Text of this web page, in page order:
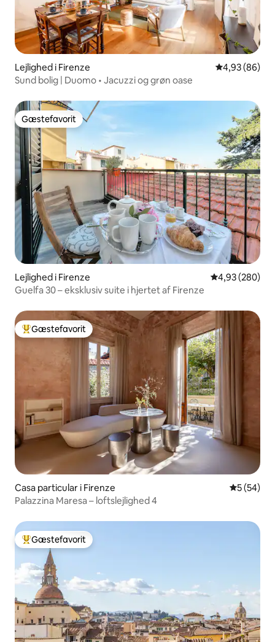
Lejlighed i Firenze 4,93 ud af 5 i
4,93 (86)
Sund bolig | Duomo • Jacuzzi og grøn oase
Gæstefavorit
Gæstefavorit
Lejlighed i Firenze 4,93 ud af 5 i
4,93 (280)
Guelfa 30 – eksklusiv suite i hjertet af Firenze
Bedste gæstefavorit
Gæstefavorit
Casa particular i Firenze 5 ud af 5 i
5 (54)
Palazzina Maresa – loftslejlighed 4
Bedste gæstefavorit
Gæstefavorit